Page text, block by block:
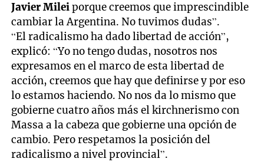
Javier Mileiporque creemos que imprescindible
cambiar la Argentina. No tuvimos dudas”.
“El radicalismo ha dado libertad de acción”,
explicó: “Yo no tengo dudas, nosotros nos
expresamos en el marco de esta libertad de
acción, creemos que hay que definirse y por eso
lo estamos haciendo. No nos da lo mismo que
gobierne cuatro años más el kirchnerismo con
Massa a la cabeza que gobierne una opción de
cambio. Pero respetamos la posición del
radicalismo a nivel provincial”.